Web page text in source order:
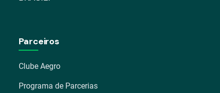
Parceiros
Clube Aegro
Programa de Parcerias